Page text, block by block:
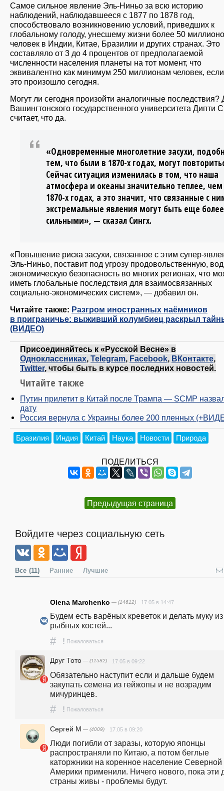
Самое сильное явление Эль-Ниньо за всю историю
наблюдений, наблюдавшееся с 1877 по 1878 год,
способствовало возникновению условий, приведших к
глобальному голоду, унесшему жизни более 50
человек в Индии, Китае, Бразилии и других странах. Это
составляло от 3 до 4 процентов от предполагаемой
численности населения планеты на тот момент, что
эквивалентно как минимум 250 миллионам человек,
это произошло сегодня.
Могут ли сегодня произойти аналогичные последствия?
Вашингтонского государственного университета Дипти
считает, что да.
«Одновременные многолетние засухи,
тем, что были в 1870-х годах, могут
Сейчас ситуация изменилась в том, что наша
атмосфера и океаны значительно теплее,
1870-х годах, а это значит, что связанные с
экстремальные явления могут быть еще более
сильными», — сказал Сингх.
«Повышение риска засухи, связанное с этим супер-
Эль-Ниньо, поставит под угрозу продовольственную,
экономическую безопасность во многих регионах, что
иметь глобальные последствия для взаимосвязанных
социально-экономических систем», — добавил он.
Читайте также: Разгром иностранных наёмников
в приграничье: выживший колумбиец раскрыл
(ВИДЕО)
Присоединяйтесь к «Русской Весне» в
Одноклассниках Telegram Facebook ВКонтакте
Twitter, чтобы быть в курсе последних новостей.
Читайте также
Путин прилетит в Китай после Трампа — SCMP
дату
Россия вернула с Украины более 200 пленных
Бразилия Индия Китай Наука Новости Природа
ПОДЕЛИТЬСЯ
Предыдущая страница
Войдите через социальную сеть
Все (11) Ранние Лучшие
Olena Marchenko — (14612) 17.05 в 14:47
Будем есть варёных креветок и делать муку из
рыбных костей...
# ! Пожаловаться
Друг Тото — (11582) 17.05 в 09:22
Обязательно наступит если и дальше будем
закупать семена из гейжопы и не возрадим
мичуринцев.
# ! Пожаловаться
Сергей М — (4009) 17.05 в 09:20
Люди погибли от заразы, которую японцы
распространяли по Китаю, а потом беглые
каторжники на коренное население Северной
Америки применили. Ничего нового, пока эти
страны живы - проблемы будут.